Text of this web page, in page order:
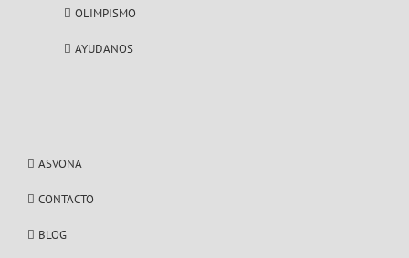
OLIMPISMO
AYUDANOS
ASVONA
CONTACTO
BLOG